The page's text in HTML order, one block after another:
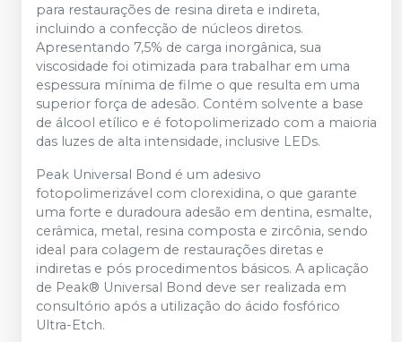
para restaurações de resina direta e indireta,
incluindo a confecção de núcleos diretos.
Apresentando 7,5% de carga inorgânica, sua
viscosidade foi otimizada para trabalhar em uma
espessura mínima de filme o que resulta em uma
superior força de adesão. Contém solvente a base
de álcool etílico e é fotopolimerizado com a maioria
das luzes de alta intensidade, inclusive LEDs.
Peak Universal Bond é um adesivo
fotopolimerizável com clorexidina, o que garante
uma forte e duradoura adesão em dentina, esmalte,
cerâmica, metal, resina composta e zircônia, sendo
ideal para colagem de restaurações diretas e
indiretas e pós procedimentos básicos. A aplicação
de Peak® Universal Bond deve ser realizada em
consultório após a utilização do ácido fosfórico
Ultra-Etch.